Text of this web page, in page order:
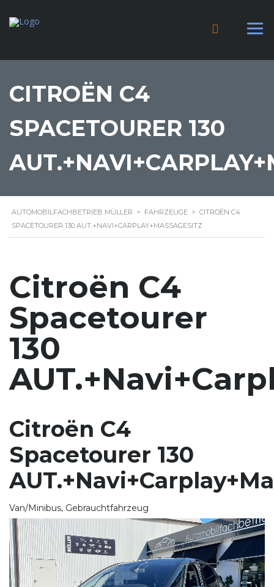
CITROËN C4
SPACETOURER 130
AUTOMOBILFACHBETRIEB MÜLLER > FAHRZEUGE > CITROËN C4
SPACETOURER 130 AUT.+NAVI+CARPLAY+MASSAGESITZ
Citroën C4
Spacetourer
130
Citroën C4
Spacetourer 130
Van/Minibus, Gebrauchtfahrzeug